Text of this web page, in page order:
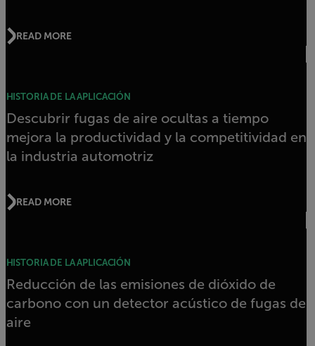
READ MORE
HISTORIA DE LA APLICACIÓN
Descubrir fugas de aire ocultas a tiempo
mejora la productividad y la competitividad en
la industria automotriz
READ MORE
HISTORIA DE LA APLICACIÓN
Reducción de las emisiones de dióxido de
carbono con un detector acústico de fugas de
aire